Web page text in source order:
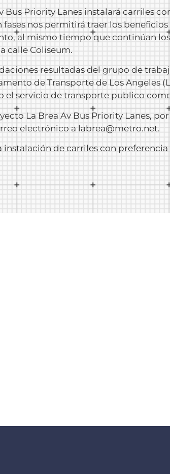
Bus Priority Lanes instalará carriles
nos permitirá traer los
al mismo tiempo que continúan
calle Coliseum.
resultadas del grupo de
de Transporte de Los Angeles
el servicio de transporte publico
La Brea Av Bus Priority Lanes,
electrónico a labrea@metro.net.
de carriles con preferencia